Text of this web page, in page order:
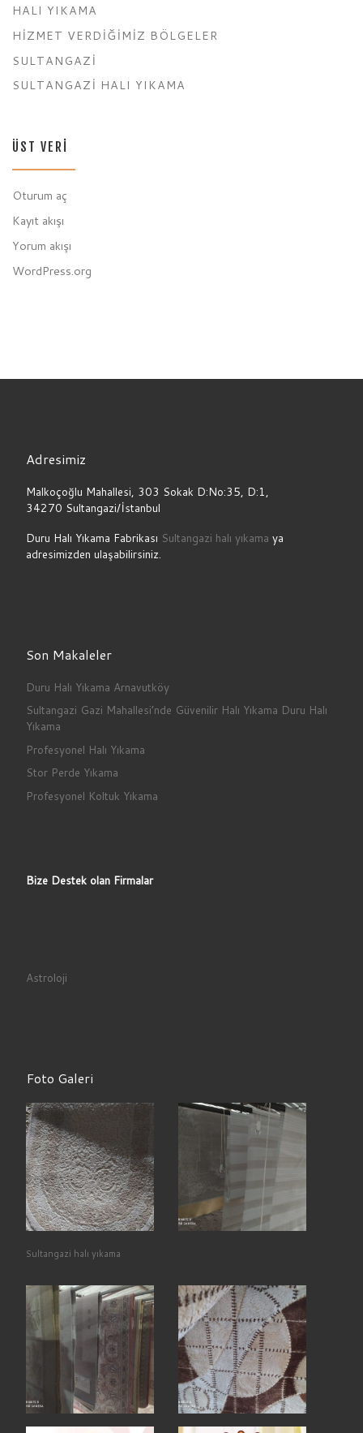
HALI YIKAMA
HIZMET VERDIĞIMIZ BÖLGELER
SULTANGAZI
SULTANGAZI HALI YIKAMA
ÜST VERI
Oturum aç
Kayıt akışı
Yorum akışı
WordPress.org
Adresimiz
Malkoçoğlu Mahallesi, 303 Sokak D:No:35, D:1,
34270 Sultangazi/İstanbul
Duru Halı Yıkama Fabrikası Sultangazi halı yıkama ya
adresimizden ulaşabilirsiniz.
Son Makaleler
Duru Halı Yıkama Arnavutköy
Sultangazi Gazi Mahallesi’nde Güvenilir Halı Yıkama Duru Halı
Yıkama
Profesyonel Halı Yıkama
Stor Perde Yıkama
Profesyonel Koltuk Yıkama
Bize Destek olan Firmalar
Astroloji
Foto Galeri
Sultangazi halı yıkama